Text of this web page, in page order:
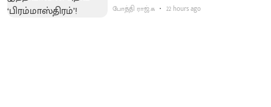
போத்தி ராஜ்.க 22 hours ago